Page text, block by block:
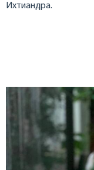
Ихтиандра.